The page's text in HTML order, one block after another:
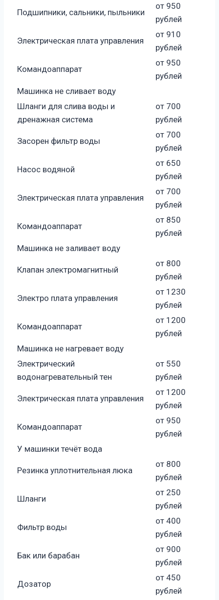
Подшипники, сальники, пыльники
от 950
рублей
Электрическая плата управления
от 910
рублей
Командоаппарат
от 950
рублей
Машинка не сливает воду
Шланги для слива воды и
дренажная система
от 700
рублей
Засорен фильтр воды
от 700
рублей
Насос водяной
от 650
рублей
Электрическая плата управления
от 700
рублей
Командоаппарат
от 850
рублей
Машинка не заливает воду
Клапан электромагнитный
от 800
рублей
Электро плата управления
от 1230
рублей
Командоаппарат
от 1200
рублей
Машинка не нагревает воду
Электрический
водонагревательный тен
от 550
рублей
Электрическая плата управления
от 1200
рублей
Командоаппарат
от 950
рублей
У машинки течёт вода
Резинка уплотнительная люка
от 800
рублей
Шланги
от 250
рублей
Фильтр воды
от 400
рублей
Бак или барабан
от 900
рублей
Дозатор
от 450
рублей